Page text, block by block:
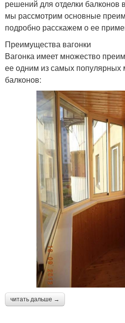
решений для отделки балконов
мы рассмотрим основные
подробно расскажем о ее
Преимущества вагонки
Вагонка имеет множество
ее одним из самых популярных
балконов:
читать дальше →